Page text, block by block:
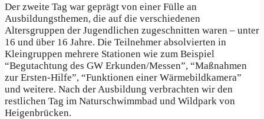
Der zweite Tag war geprägt von einer Fülle an
Ausbildungsthemen, die auf die verschiedenen
Altersgruppen der Jugendlichen zugeschnitten waren – unter
16 und über 16 Jahre. Die Teilnehmer absolvierten in
Kleingruppen mehrere Stationen wie zum Beispiel
“Begutachtung des GW Erkunden/Messen”, “Maßnahmen
zur Ersten-Hilfe”, “Funktionen einer Wärmebildkamera”
und weitere. Nach der Ausbildung verbrachten wir den
restlichen Tag im Naturschwimmbad und Wildpark von
Heigenbrücken.